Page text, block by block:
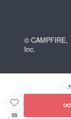
© CAMPFIRE,
Inc.
55